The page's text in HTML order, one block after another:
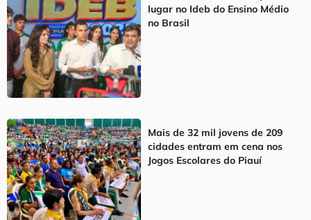
lugar no Ideb do Ensino Médio
no Brasil
Mais de 32 mil jovens de 209
cidades entram em cena nos
Jogos Escolares do Piauí